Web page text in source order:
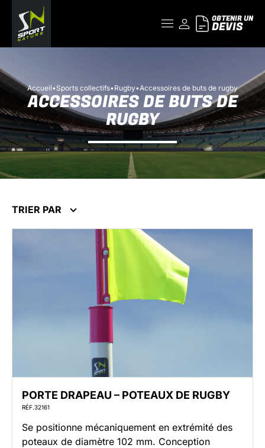
OBTENIR UN
DEVIS
Accueil•Sports collectifs•Rugby•Accessoires de buts de rugby
ACCESSOIRES DE BUTS DE
RUGBY
TRIER PAR
PORTE DRAPEAU – POTEAUX DE RUGBY
RÉF.32161
Se positionne mécaniquement en extrémité des
poteaux de diamètre 102 mm. Conception